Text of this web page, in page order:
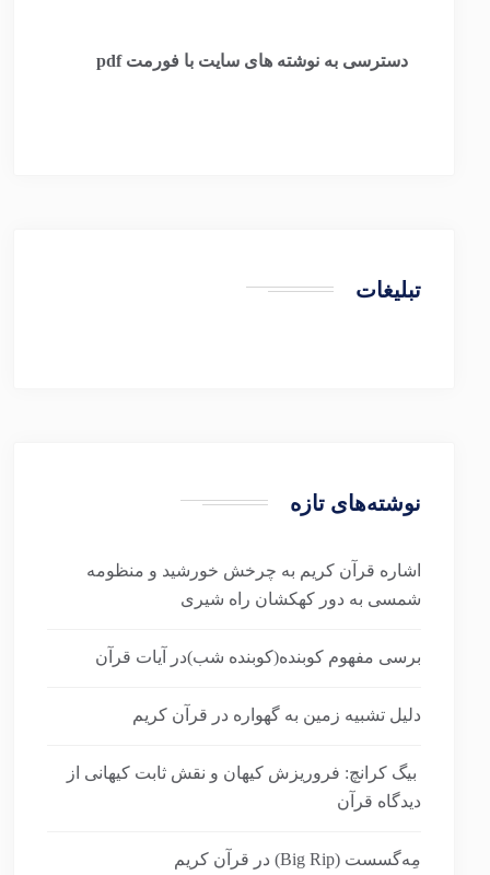
دسترسی به نوشته های سایت با فورمت pdf
تبلیغات
نوشته‌های تازه
اشاره قرآن کریم به چرخش خورشید و منظومه
شمسی به دور کهکشان راه شیری
برسی مفهوم کوبنده(کوبنده شب)در آیات قرآن
دلیل تشبیه زمین به گهواره در قرآن کریم
بیگ کرانچ: فروریزش کیهان و نقش ثابت کیهانی از
دیدگاه قرآن
مِه‌گسست (Big Rip) در قرآن کریم